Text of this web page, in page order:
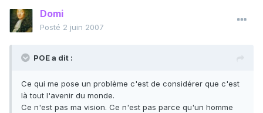
Domi
Posté 2 juin 2007
POE a dit :
Ce qui me pose un problème c'est de considérer que c'est
là tout l'avenir du monde.
Ce n'est pas ma vision. Ce n'est pas parce qu'un homme